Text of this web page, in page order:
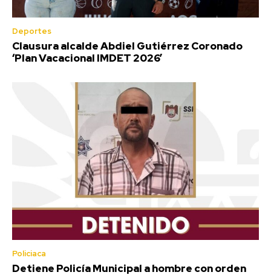
Deportes
Clausura alcalde Abdiel Gutiérrez Coronado
‘Plan Vacacional IMDET 2026’
Policiaca
Detiene Policía Municipal a hombre con orden